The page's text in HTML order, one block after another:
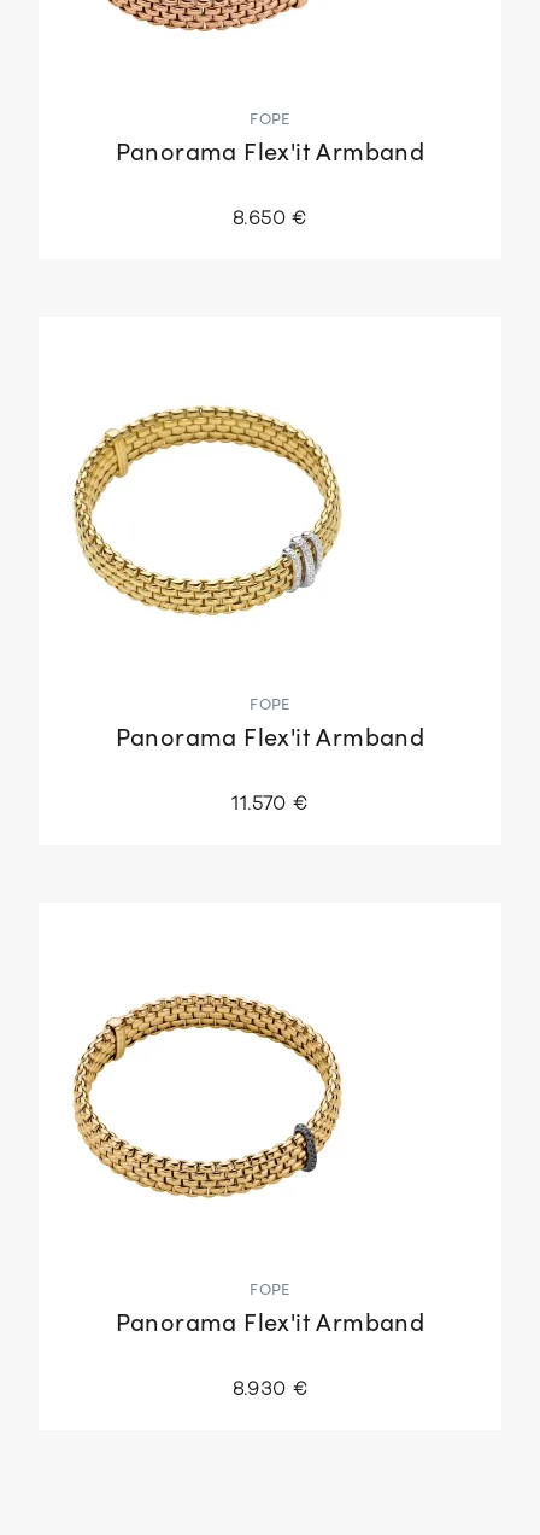
FOPE
Panorama Flex'it Armband
8.650 €
FOPE
Panorama Flex'it Armband
11.570 €
FOPE
Panorama Flex'it Armband
8.930 €